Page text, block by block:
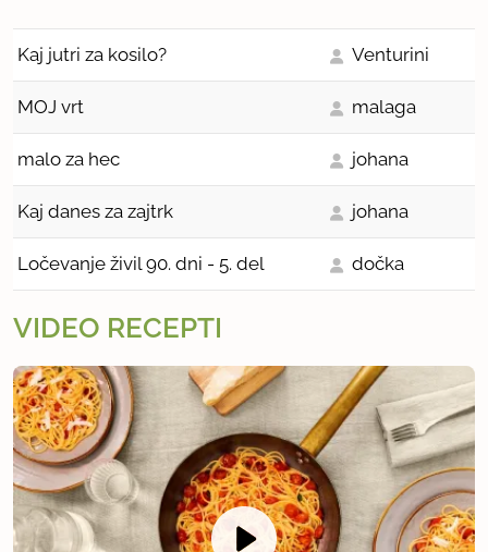
Kaj jutri za kosilo? Venturini
MOJ vrt malaga
malo za hec johana
Kaj danes za zajtrk johana
Ločevanje živil 90. dni - 5. del dočka
VIDEO RECEPTI